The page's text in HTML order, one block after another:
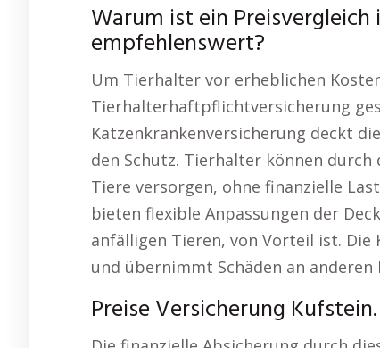
Warum ist ein
empfehlenswert?
Um Tierhalter vor erheblichen
Tierhalterhaftpflichtversicherung
Katzenkrankenversicherung deckt
den Schutz. Tierhalter können durch
Tiere versorgen, ohne finanzielle
bieten flexible Anpassungen der
anfälligen Tieren, von Vorteil ist.
und übernimmt Schäden an anderen
Preise Versicherung Kufstein.